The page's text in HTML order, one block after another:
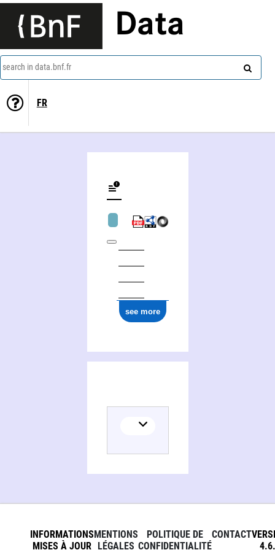
Data
search in data.bnf.fr
FR
see more
INFORMATIONS
MISES À JOUR
MENTIONS
LÉGALES
POLITIQUE DE
CONFIDENTIALITÉ
CONTACT